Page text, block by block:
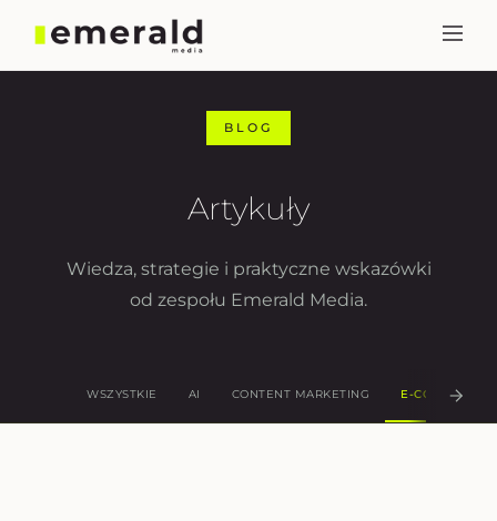
BLOG
Artykuły
Wiedza, strategie i praktyczne wskazówki
od zespołu Emerald Media.
WSZYSTKIE AI CONTENT MARKETING E-COMMERCE